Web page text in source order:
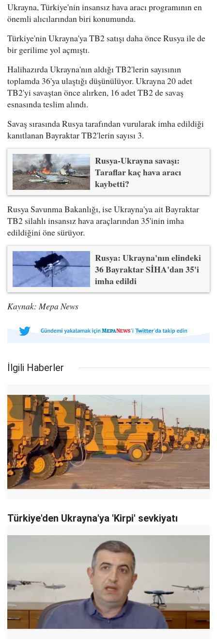
Ukrayna, Türkiye'nin insansız hava aracı programının en
önemli alıcılarından biri konumunda.
Türkiye'nin Ukrayna'ya TB2 satışı daha önce Rusya ile de
bir gerilime yol açmıştı.
Halihazırda Ukrayna'nın aldığı TB2'lerin sayısının
toplamda 36'ya ulaştığı düşünülüyor. Ukrayna 20 adet
TB2'yi savaştan önce alırken, 16 adet TB2 de savaş
esnasında teslim alındı.
Savaş sırasında Rusya tarafından vurularak imha edildiği
kanıtlanan Bayraktar TB2'lerin sayısı 3.
Rusya-Ukrayna savaşı:
Taraflar kaç hava aracı
kaybetti?
Rusya Savunma Bakanlığı, ise Ukrayna'ya ait Bayraktar
TB2 silahlı insansız hava araçlarından 35'inin imha
edildiğini öne sürüyor.
Rusya: Ukrayna'nın elindeki
36 Bayraktar SİHA'dan 35'i
imha edildi
Kaynak: Mepa News
İlgili Haberler
Türkiye'den Ukrayna'ya 'Kirpi' sevkiyatı